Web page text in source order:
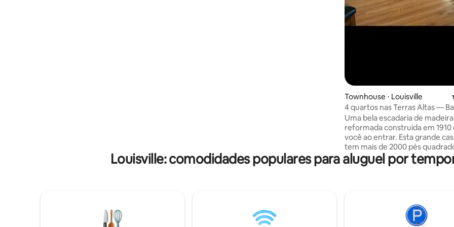
Townhouse ⋅ Louisville
4 quartos nas Terras Altas —
Road
Uma bela escadaria de
reformada construída em 1910
você ao entrar. Esta grande
tem mais de 2000 pés quadrados.
tem acesso ao 2º e 3º andar.
quartos com camas queen
bancadas de granito e bar.
eletrodomésticos atualizados e
Louisville: comodidades populares para aluguel por